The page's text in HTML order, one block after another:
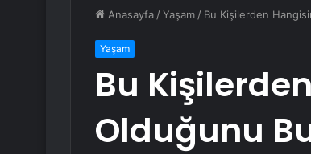
Anasayfa /Yaşam / Bu Kişilerden
Yaşam
Bu
Olduğunu